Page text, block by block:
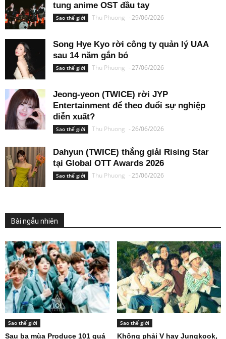
tung anime OST đầu tay
Sao thế giới Thu Phuong -29/06/2026
Song Hye Kyo rời công ty quản lý UAA
sau 14 năm gắn bó
Sao thế giới Thu Phuong -27/06/2026
Jeong-yeon (TWICE) rời JYP
Entertainment để theo đuổi sự nghiệp
diễn xuất?
Sao thế giới Thu Phuong -26/06/2026
Dahyun (TWICE) thắng giải Rising Star
tại Global OTT Awards 2026
Sao thế giới Thu Phuong -25/06/2026
Bài ngẫu nhiên
Sao thế giới
Sau ba mùa Produce 101 quá
Sao thế giới
Không phải V hay Jungkook,